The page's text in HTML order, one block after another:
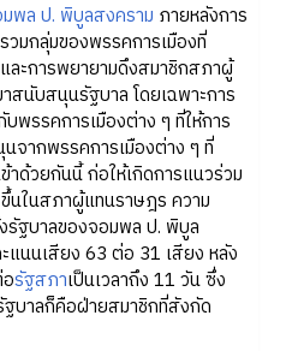
พล ป. พิบูลสงคราม ภายหลังการ
วมกลุ่มของพรรคการเมืองที่
ะการพยายามดึงสมาชิกสภาผู้
สนับสนุนรัฐบาล โดยเฉพาะการ
พรรคการเมืองต่าง ๆ ที่ให้การ
ากพรรคการเมืองต่าง ๆ ที่
ด้วยกันนี้ ก่อให้เกิดการแนวร่วม
นในสภาผู้แทนราษฎร ความ
รัฐบาลของจอมพล ป. พิบูล
แนนเสียง 63 ต่อ 31 เสียง หลัง
รัฐสภาเป็นเวลาถึง 11 วัน ซึ่ง
บาลก็คือฝ่ายสมาชิกที่สังกัด